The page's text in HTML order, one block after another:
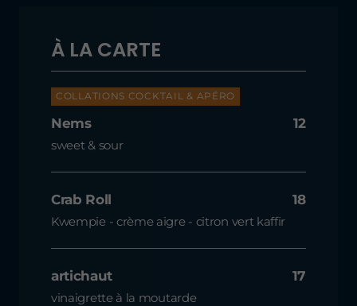
À LA CARTE
COLLATIONS COCKTAIL & APÉRO
Nems 12
sweet & sour
Crab Roll 18
Kwempie - crème aigre - citron vert kaffir
artichaut 17
vinaigrette à la moutarde